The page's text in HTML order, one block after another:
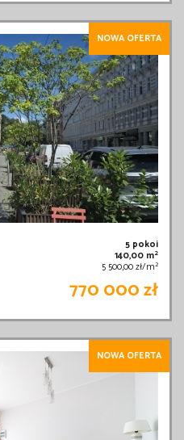
NOWA OFERTA
5 pokoi
140,00 m2
5 500,00 zł/m2
770 000 zł
NOWA OFERTA